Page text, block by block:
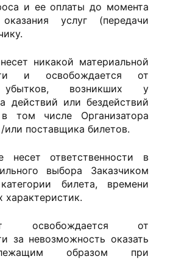
и ее оплаты до момента
оказания услуг (передачи
никакой материальной
и освобождается от
убытков, возникших у
действий или бездействий
том числе Организатора
поставщика билетов.
несет ответственности в
выбора Заказчиком
билета, времени
характеристик.
освобождается от
за невозможность оказать
образом при